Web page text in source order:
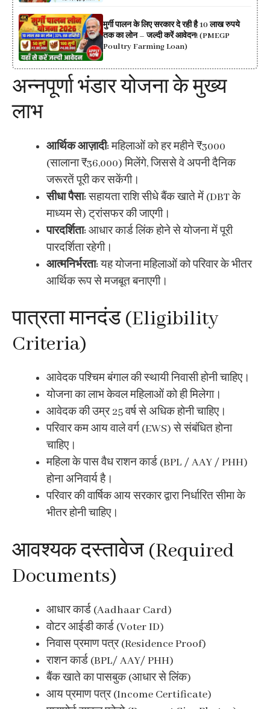
मुर्गी पालन के लिए सरकार दे रही है 10 लाख रुपये
तक का लोन – जल्दी करें आवेदन! (PMEGP
Poultry Farming Loan)
अन्नपूर्णा भंडार योजना के मुख्य
लाभ
आर्थिक आज़ादी:महिलाओं को हर महीने ₹3000
(सालाना ₹36,000) मिलेंगे, जिससे वे अपनी दैनिक
जरूरतें पूरी कर सकेंगी।
सीधा पैसा:सहायता राशि सीधे बैंक खाते में (DBT के
माध्यम से) ट्रांसफर की जाएगी।
पारदर्शिता:आधार कार्ड लिंक होने से योजना में पूरी
पारदर्शिता रहेगी।
आत्मनिर्भरता:यह योजना महिलाओं को परिवार के भीतर
आर्थिक रूप से मजबूत बनाएगी।
पात्रता मानदंड (Eligibility
Criteria)
आवेदक पश्चिम बंगाल की स्थायी निवासी होनी चाहिए।
योजना का लाभ केवल महिलाओं को ही मिलेगा।
आवेदक की उम्र 25 वर्ष से अधिक होनी चाहिए।
परिवार कम आय वाले वर्ग (EWS) से संबंधित होना
चाहिए।
महिला के पास वैध राशन कार्ड (BPL / AAY / PHH)
होना अनिवार्य है।
परिवार की वार्षिक आय सरकार द्वारा निर्धारित सीमा के
भीतर होनी चाहिए।
आवश्यक दस्तावेज (Required
Documents)
आधार कार्ड (Aadhaar Card)
वोटर आईडी कार्ड (Voter ID)
निवास प्रमाण पत्र (Residence Proof)
राशन कार्ड (BPL/ AAY/ PHH)
बैंक खाते का पासबुक (आधार से लिंक)
आय प्रमाण पत्र (Income Certificate)